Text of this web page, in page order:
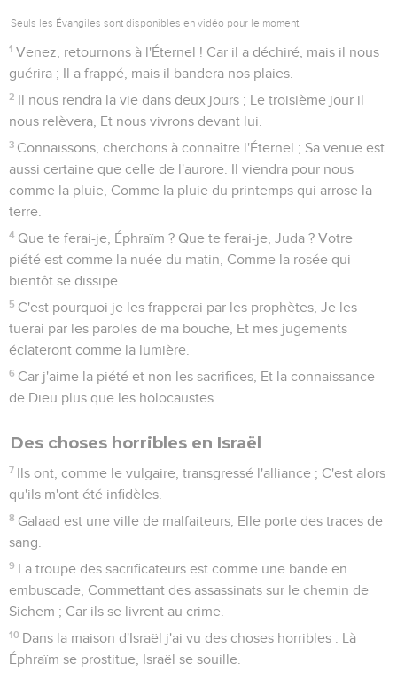
Seuls les Évangiles sont disponibles en vidéo pour le moment.
1 Venez, retournons à l'Éternel ! Car il a déchiré, mais il nous
guérira ; Il a frappé, mais il bandera nos plaies.
2 Il nous rendra la vie dans deux jours ; Le troisième jour il
nous relèvera, Et nous vivrons devant lui.
3 Connaissons, cherchons à connaître l'Éternel ; Sa venue est
aussi certaine que celle de l'aurore. Il viendra pour nous
comme la pluie, Comme la pluie du printemps qui arrose la
terre.
4 Que te ferai-je, Éphraïm ? Que te ferai-je, Juda ? Votre
piété est comme la nuée du matin, Comme la rosée qui
bientôt se dissipe.
5 C'est pourquoi je les frapperai par les prophètes, Je les
tuerai par les paroles de ma bouche, Et mes jugements
éclateront comme la lumière.
6 Car j'aime la piété et non les sacrifices, Et la connaissance
de Dieu plus que les holocaustes.
Des choses horribles en Israël
7 Ils ont, comme le vulgaire, transgressé l'alliance ; C'est alors
qu'ils m'ont été infidèles.
8 Galaad est une ville de malfaiteurs, Elle porte des traces de
sang.
9 La troupe des sacrificateurs est comme une bande en
embuscade, Commettant des assassinats sur le chemin de
Sichem ; Car ils se livrent au crime.
10 Dans la maison d'Israël j'ai vu des choses horribles : Là
Éphraïm se prostitue, Israël se souille.